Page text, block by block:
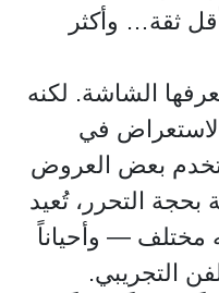
ثقة… وأكثر
الشاشة. لكنه
في
بعض العروض
بحجة التحرر، تُعيد
مختلف — وأحياناً
التجريبي.